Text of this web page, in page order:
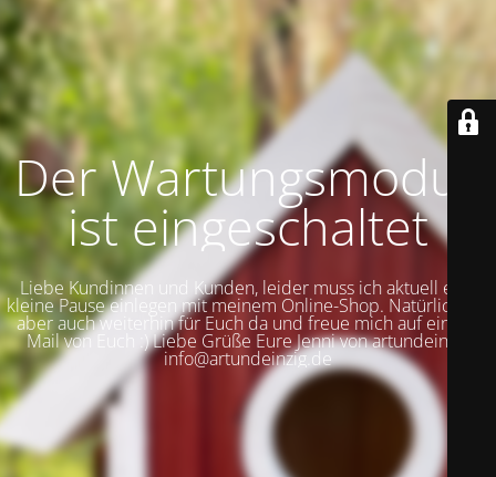
Der Wartungsmodus
ist eingeschaltet
Liebe Kundinnen und Kunden, leider muss ich aktuell eine
kleine Pause einlegen mit meinem Online-Shop. Natürlich bin
aber auch weiterhin für Euch da und freue mich auf eine E-
Mail von Euch :) Liebe Grüße Eure Jenni von artundeinzig
info@artundeinzig.de